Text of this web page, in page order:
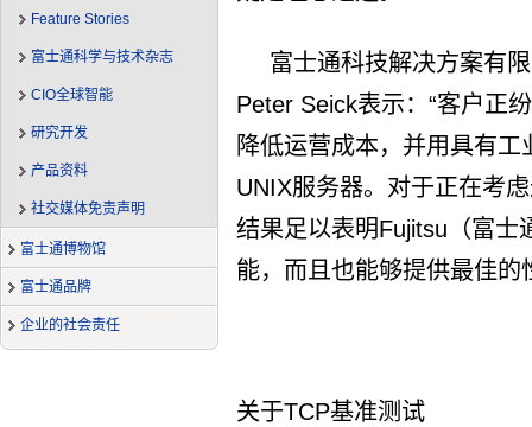
Feature Stories
富士通科学与技术杂志
CIO全球智能
研究开发
产品资料
社交媒体免责声明
富士通博物馆
富士通品牌
企业的社会责任
富士通科技解决方案有
Peter Seick表示：“客户正
降低运营成本，并用具有
UNIX服务器。对于正在考
结果足以表明Fujitsu（富士
能，而且也能够提供最佳的
关于TCP基准测试